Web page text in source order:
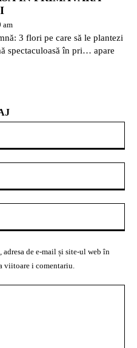
am
3 flori pe care să le plantezi
spectaculoasă în pri… apare
adresa de e-mail și site-ul web în
viitoare i comentariu.